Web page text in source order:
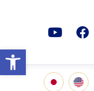
פתח